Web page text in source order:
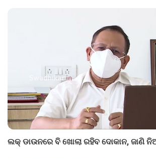
ଲକ୍ ଡାଉନରେ ବି ଖୋଲା ରହିବ ଦୋକାନ, ଜାଣି